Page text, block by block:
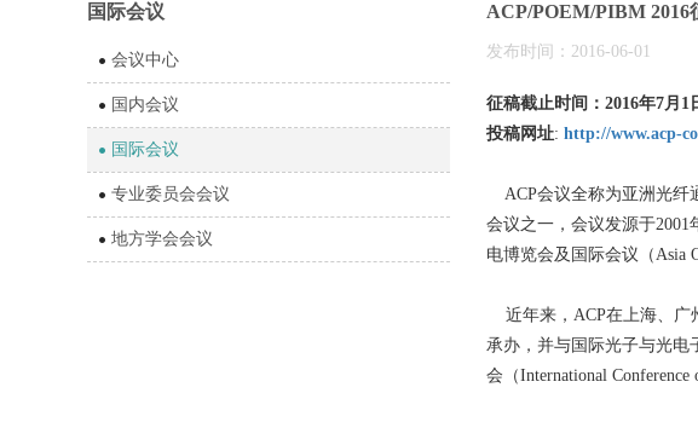
国际会议
会议中心
国内会议
国际会议
专业委员会会议
地方学会会议
ACP/POEM/PIBM 2016
发布时间：2016-06-01
征稿截止时间： 2016年7月 1
投稿网址: http://www.acp-
ACP会议全称为亚洲光纤
会议之一，会议发源于2001
电博览会及国际会议（Asia
近年来，ACP在上海、广
承办，并与国际光子与光电
会（International